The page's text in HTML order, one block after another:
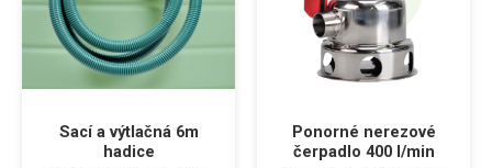
Sací a výtlačná 6m
hadice
Ponorné nerezové
čerpadlo 400 l/min